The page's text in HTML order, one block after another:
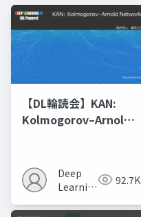
【DL輪読会】KAN:
Kolmogorov–Arnold
Deep
Learning
92.7K